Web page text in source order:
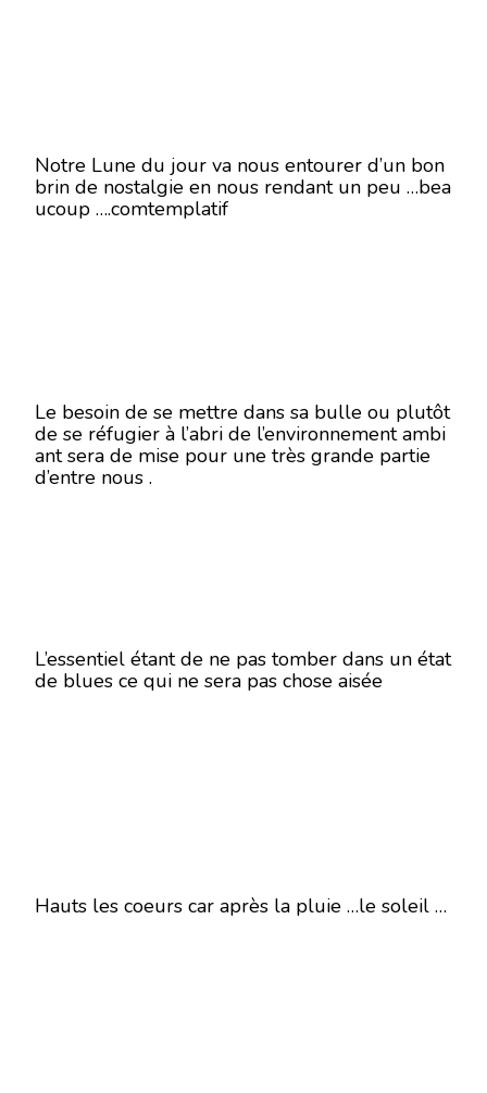
Notre Lune du jour va nous entourer d’un bon
brin de nostalgie en nous rendant un peu …bea
ucoup ….comtemplatif
Le besoin de se mettre dans sa bulle ou plutôt
de se réfugier à l’abri de l’environnement ambi
ant sera de mise pour une très grande partie
d’entre nous .
L’essentiel étant de ne pas tomber dans un état
de blues ce qui ne sera pas chose aisée
Hauts les coeurs car après la pluie …le soleil …